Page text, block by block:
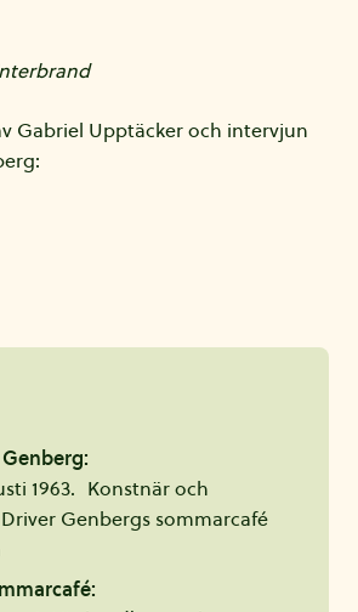
Gabriel Upptäcker och intervjun
1963. Konstnär och
Genbergs sommarcafé